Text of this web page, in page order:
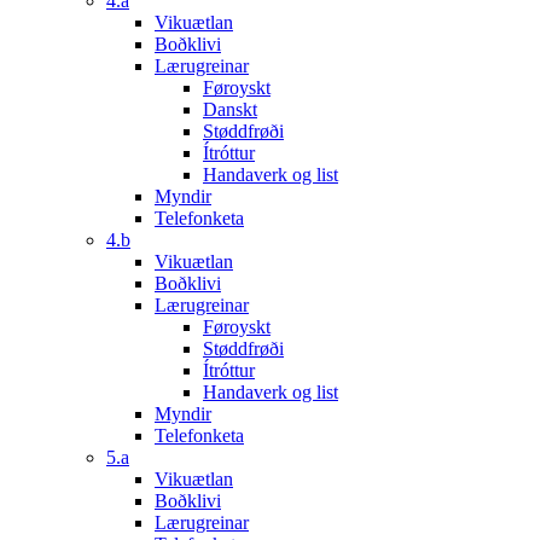
Vikuætlan
Boðklivi
Lærugreinar
Føroyskt
Danskt
Støddfrøði
Ítróttur
Handaverk og list
Myndir
Telefonketa
4.b
Vikuætlan
Boðklivi
Lærugreinar
Føroyskt
Støddfrøði
Ítróttur
Handaverk og list
Myndir
Telefonketa
5.a
Vikuætlan
Boðklivi
Lærugreinar